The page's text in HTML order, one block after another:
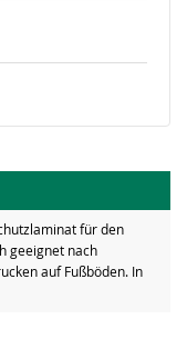
für den
geeignet nach
auf Fußböden. In